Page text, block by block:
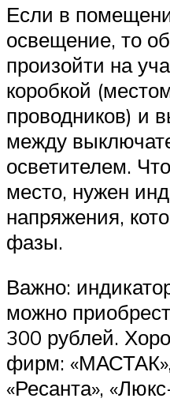
Если в
освещение, то
произойти на
коробкой
проводников) и
между
осветителем.
место, нужен
напряжения,
фазы.
Важно:
можно
300 рублей.
фирм:
«Ресанта»,